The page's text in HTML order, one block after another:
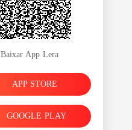
Baixar App Lera
APP STORE
GOOGLE PLAY